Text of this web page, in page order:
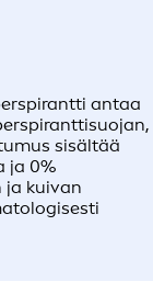
antaa
sisältää
ja 0%
kuivan